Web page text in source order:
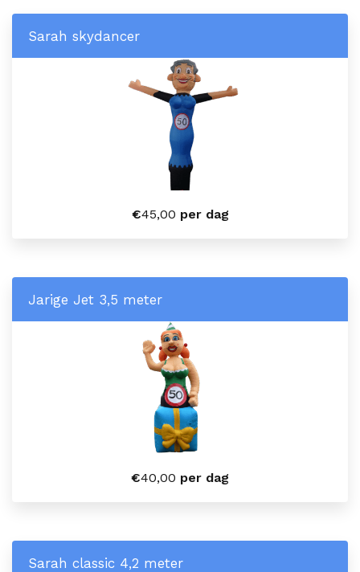
Sarah skydancer
€45,00 per dag
Jarige Jet 3,5 meter
€40,00 per dag
Sarah classic 4,2 meter